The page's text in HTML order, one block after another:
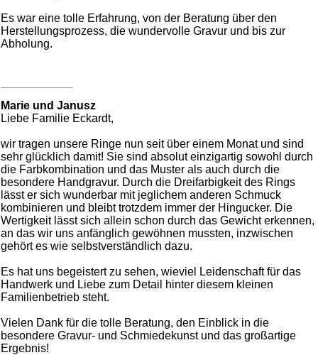
Es war eine tolle Erfahrung, von der Beratung über den
Herstellungsprozess, die wundervolle Gravur und bis zur
Abholung.
Marie und Janusz
Liebe Familie Eckardt,
wir tragen unsere Ringe nun seit über einem Monat und sind
sehr glücklich damit! Sie sind absolut einzigartig sowohl durch
die Farbkombination und das Muster als auch durch die
besondere Handgravur. Durch die Dreifarbigkeit des Rings
lässt er sich wunderbar mit jeglichem anderen Schmuck
kombinieren und bleibt trotzdem immer der Hingucker. Die
Wertigkeit lässt sich allein schon durch das Gewicht erkennen,
an das wir uns anfänglich gewöhnen mussten, inzwischen
gehört es wie selbstverständlich dazu.
Es hat uns begeistert zu sehen, wieviel Leidenschaft für das
Handwerk und Liebe zum Detail hinter diesem kleinen
Familienbetrieb steht.
Vielen Dank für die tolle Beratung, den Einblick in die
besondere Gravur- und Schmiedekunst und das großartige
Ergebnis!